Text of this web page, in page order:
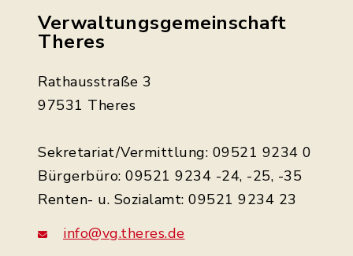
Verwaltungsgemeinschaft
Theres
Rathausstraße 3
97531 Theres
Sekretariat/Vermittlung: 09521 9234 0
Bürgerbüro: 09521 9234 -24, -25, -35
Renten- u. Sozialamt: 09521 9234 23
info@vg.theres.de